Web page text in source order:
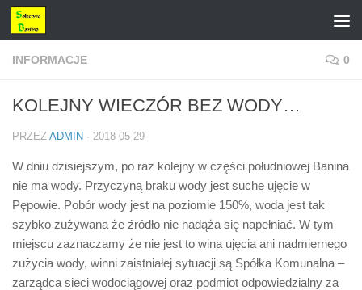
Przejdź do treści
INFORMACJE 0
KOLEJNY WIECZÓR BEZ WODY…
PRZEZ ADMIN · 2018-05-29
W dniu dzisiejszym, po raz kolejny w części południowej Banina
nie ma wody. Przyczyną braku wody jest suche ujęcie w
Pępowie. Pobór wody jest na poziomie 150%, woda jest tak
szybko zużywana że źródło nie nadąża się napełniać. W tym
miejscu zaznaczamy że nie jest to wina ujęcia ani nadmiernego
zużycia wody, winni zaistniałej sytuacji są Spółka Komunalna –
zarządca sieci wodociągowej oraz podmiot odpowiedzialny za